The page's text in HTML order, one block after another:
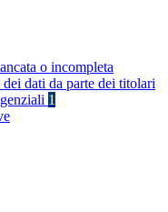
o incompleta
dati da parte dei titolari
1